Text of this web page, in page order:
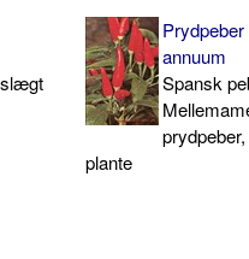
slægt
annuum
Spansk
plante